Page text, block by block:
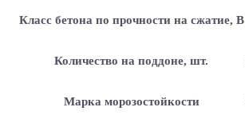
Класс бетона по прочности на сжатие, В
Количество на поддоне, шт.
Марка морозостойкости